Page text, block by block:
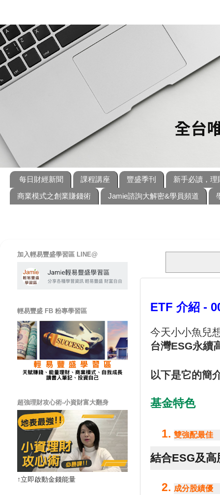
每日財經新聞 課程講座 豐盛季刊
新手必讀，理
商業模式之創業賺錢術
Jamie諮詢大解密&學員頻道
ETF 介紹 -
今天小小魚兒
台灣ESG永續
以下是它的簡
基金特色
雙強配最佳
結合ESG及
成分股績優
加入輕易豐盛學習區 LINE@
輕易豐盛 FB 粉專學習區
超強理財攻心術-小資財富大翻身
↑立即啟動金錢能量